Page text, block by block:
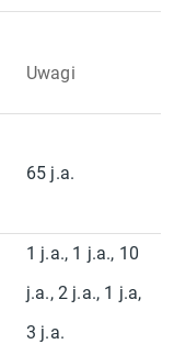
Uwagi
65 j.a.
1 j.a., 1 j.a., 10
j.a., 2 j.a., 1 j.a,
3 j.a.